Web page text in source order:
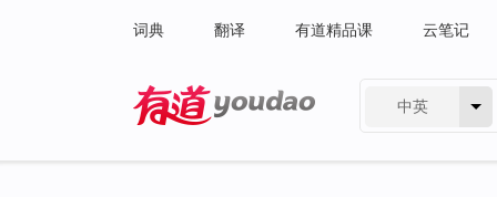
词典 翻译 有道精品课 云笔记
中英